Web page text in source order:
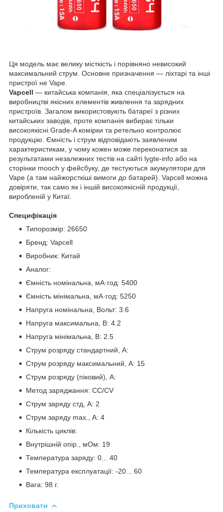
Ця модель має велику місткість і порівняно невисокий
максимальний струм. Основне призначення — ліхтарі та інші
пристрої не Vape.
Vapcell — китайська компанія, яка спеціалізується на
виробництві якісних елементів живлення та зарядних
пристроїв. Загалом використовують батареї з різних
китайських заводів, проте компанія вибирає тільки
високоякісні Grade-A комірки та ретельно контролює
продукцію. Ємність і струм відповідають заявленим
характеристикам, у чому кожен може переконатися за
результатами незалежних тестів на сайті lygte-info або на
сторінки mooch у фейсбуку, де тестуються акумулятори для
Vape (а там найжорсткіші вимоги до батарей). Vapcell можна
довіряти, так само як і іншій високоякісній продукції,
виробленій у Китаї.
Специфікація
Типорозмір: 26650
Бренд: Vapcell
Виробник: Китай
Аналог:
Ємність номінальна, мА·год: 5400
Ємність мінімальна, мА·год: 5250
Напруга номінальна, Вольт: 3.6
Напруга максимальна, В: 4.2
Напруга мінімальна, В: 2.5
Струм розряду стандартний, А:
Струм розряду максимальний, А: 15
Струм розряду (піковий), А:
Метод заряджання: CC/CV
Струм заряду стд, А: 2
Струм заряду max., А: 4
Кількість циклів:
Внутрішній опір., мОм: 19
Температура заряду: 0... 40
Температура експлуатації: -20... 60
Вага: 98 г.
Приховати